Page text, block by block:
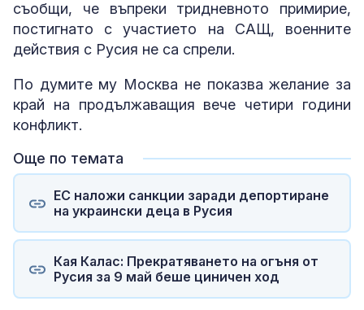
съобщи, че въпреки тридневното примирие,
постигнато с участието на САЩ, военните
действия с Русия не са спрели.
По думите му Москва не показва желание за
край на продължаващия вече четири години
конфликт.
Още по темата
ЕС наложи санкции заради депортиране
на украински деца в Русия
Кая Калас: Прекратяването на огъня от
Русия за 9 май беше циничен ход